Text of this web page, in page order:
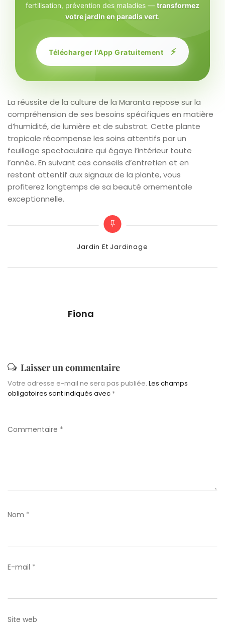
fertilisation, prévention des maladies — transformez
votre jardin en paradis vert.
Télécharger l'App Gratuitement ⚡
La réussite de la culture de la Maranta repose sur la
compréhension de ses besoins spécifiques en matière
d’humidité, de lumière et de substrat. Cette plante
tropicale récompense les soins attentifs par un
feuillage spectaculaire qui égaye l’intérieur toute
l’année. En suivant ces conseils d’entretien et en
restant attentif aux signaux de la plante, vous
profiterez longtemps de sa beauté ornementale
exceptionnelle.
Categories
Jardin Et Jardinage
Fiona
Laisser un commentaire
Votre adresse e-mail ne sera pas publiée. Les champs
obligatoires sont indiqués avec *
Commentaire *
Nom *
E-mail *
Site web